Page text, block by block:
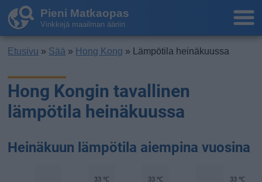
Pieni Matkaopas
Vinkkejä maailman ääriin
Etusivu » Sää » Hong Kong » Lämpötila heinäkuussa
Hong Kongin tavallinen
lämpötila heinäkuussa
Heinäkuun lämpötila aiempina vuosina
33 ℃ 33 ℃ 33 ℃